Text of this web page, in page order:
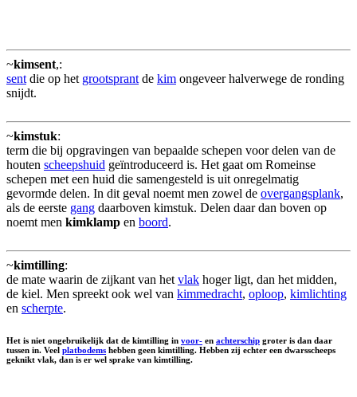
~kimsent,:
sent die op het grootsprant de kim ongeveer halverwege de ronding
snijdt.
~kimstuk:
term die bij opgravingen van bepaalde schepen voor delen van de
houten scheepshuid geïntroduceerd is. Het gaat om Romeinse
schepen met een huid die samengesteld is uit onregelmatig
gevormde delen. In dit geval noemt men zowel de overgangsplank,
als de eerste gang daarboven kimstuk. Delen daar dan boven op
noemt men kimklamp en boord.
~kimtilling:
de mate waarin de zijkant van het vlak hoger ligt, dan het midden,
de kiel. Men spreekt ook wel van kimmedracht, oploop, kimlichting
en scherpte.
Het is niet ongebruikelijk dat de kimtilling in voor- en achterschip groter is dan daar
tussen in. Veel platbodems hebben geen kimtilling. Hebben zij echter een dwarsscheeps
geknikt vlak, dan is er wel sprake van kimtilling.